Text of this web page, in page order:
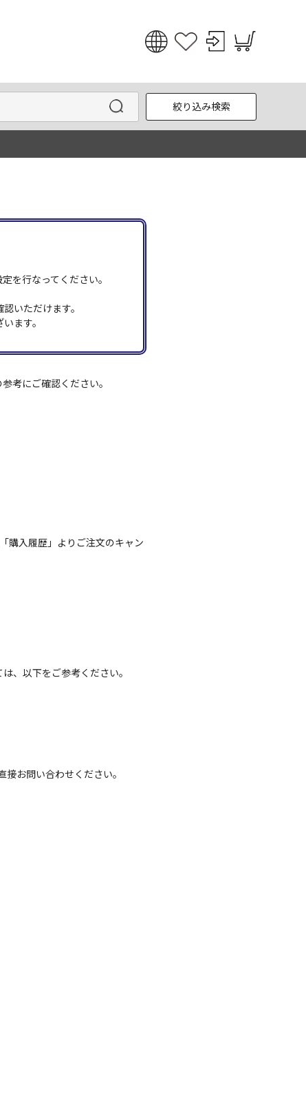
English
한국어
絞り込み検索
を行なってください。
いただけます。
ます。
考にご確認ください。
購入履歴」よりご注文のキャン
、以下をご参考ください。
お問い合わせください。